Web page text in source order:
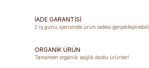
Ürün fiyatı diğer sitelerden daha pahalı.
Bu ürüne benzer farklı alternatifler olmalı.
İADE GARANTİSİ
2 iş günü içerisinde ürün iadesi
ORGANİK ÜRÜN
Tamamen organik sağlık dostu ürünler!